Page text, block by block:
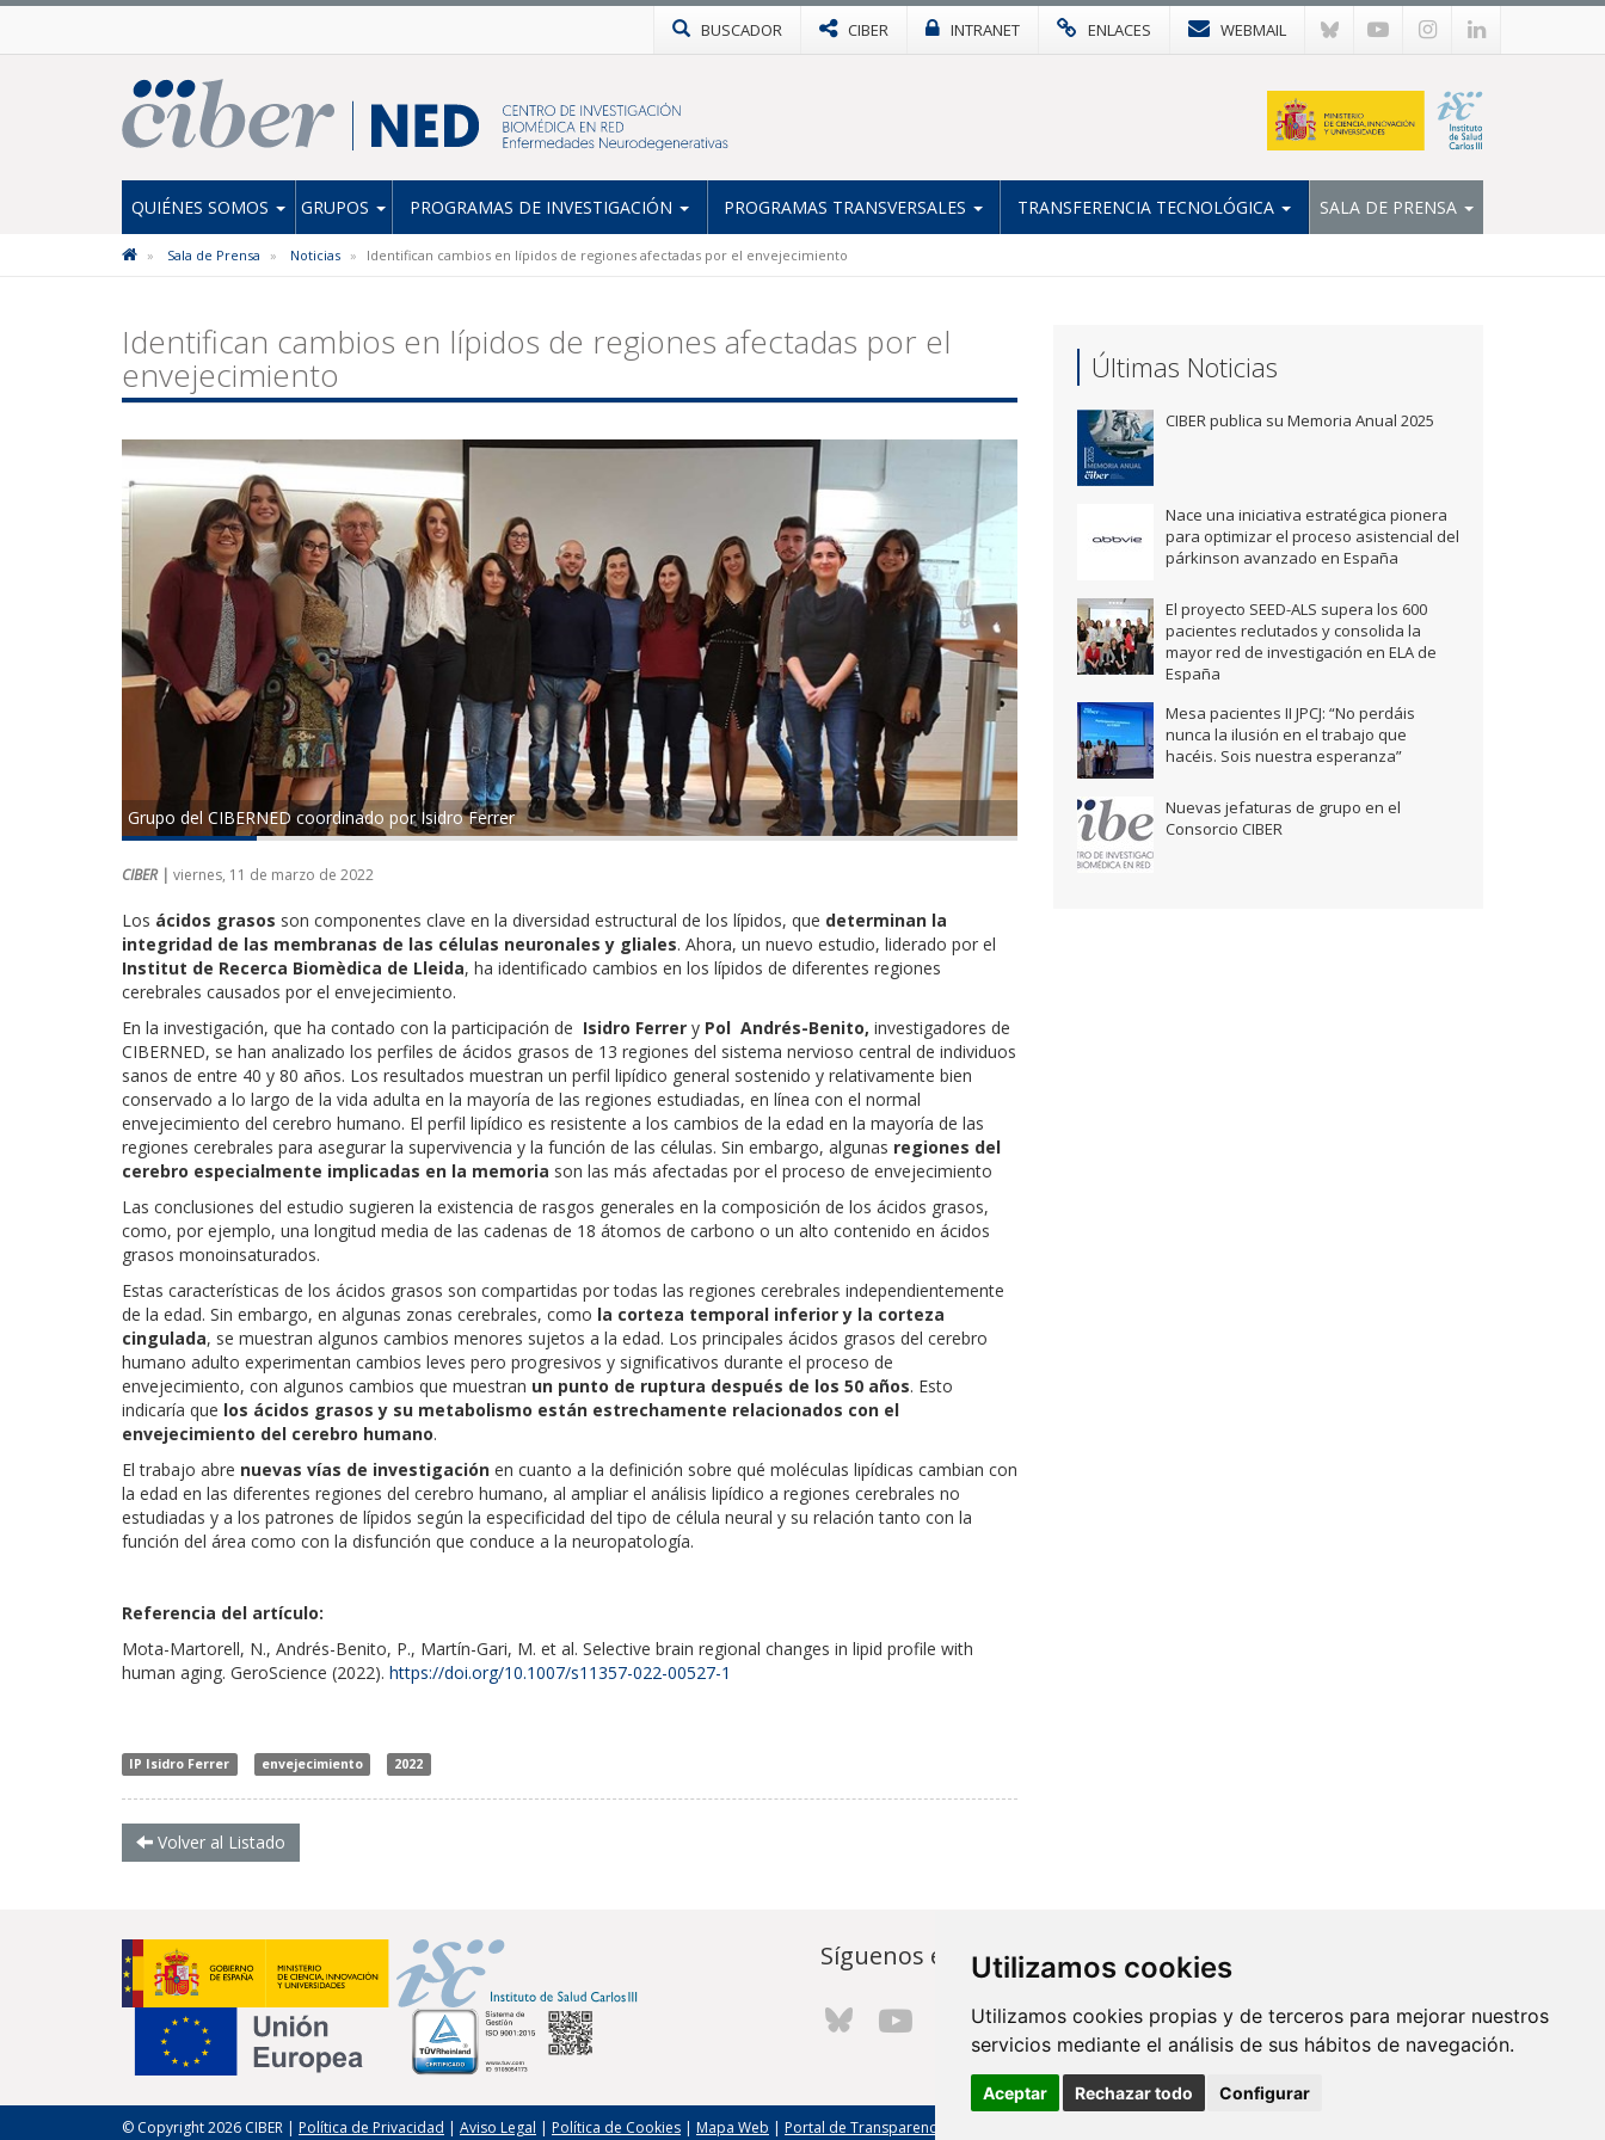
Utilizamos cookies
Utilizamos cookies propias y de terceros para mejorar nuestros
servicios mediante el análisis de sus hábitos de navegación.
Aceptar Rechazar todo Configurar
BUSCADOR CIBER INTRANET ENLACES WEBMAIL
QUIÉNES SOMOS GRUPOS PROGRAMAS DE INVESTIGACIÓN PROGRAMAS TRANSVERSALES TRANSFERENCIA TECNOLÓGICA SALA DE PRENSA
Sala de Prensa Noticias Identifican cambios en lípidos de regiones afectadas por el envejecimiento
Identifican cambios en lípidos de regiones afectadas por el
envejecimiento
Grupo del CIBERNED coordinado por Isidro Ferrer
CIBER | viernes, 11 de marzo de 2022
Los ácidos grasos son componentes clave en la diversidad estructural de los lípidos, que determinan la
integridad de las membranas de las células neuronales y gliales. Ahora, un nuevo estudio, liderado por el
Institut de Recerca Biomèdica de Lleida, ha identificado cambios en los lípidos de diferentes regiones
cerebrales causados por el envejecimiento.
En la investigación, que ha contado con la participación de Isidro Ferrer y Pol Andrés-Benito, investigadores de
CIBERNED, se han analizado los perfiles de ácidos grasos de 13 regiones del sistema nervioso central de individuos
sanos de entre 40 y 80 años. Los resultados muestran un perfil lipídico general sostenido y relativamente bien
conservado a lo largo de la vida adulta en la mayoría de las regiones estudiadas, en línea con el normal
envejecimiento del cerebro humano. El perfil lipídico es resistente a los cambios de la edad en la mayoría de las
regiones cerebrales para asegurar la supervivencia y la función de las células. Sin embargo, algunas regiones del
cerebro especialmente implicadas en la memoria son las más afectadas por el proceso de envejecimiento
Las conclusiones del estudio sugieren la existencia de rasgos generales en la composición de los ácidos grasos,
como, por ejemplo, una longitud media de las cadenas de 18 átomos de carbono o un alto contenido en ácidos
grasos monoinsaturados.
Estas características de los ácidos grasos son compartidas por todas las regiones cerebrales independientemente
de la edad. Sin embargo, en algunas zonas cerebrales, como la corteza temporal inferior y la corteza
cingulada, se muestran algunos cambios menores sujetos a la edad. Los principales ácidos grasos del cerebro
humano adulto experimentan cambios leves pero progresivos y significativos durante el proceso de
envejecimiento, con algunos cambios que muestran un punto de ruptura después de los 50 años. Esto
indicaría que los ácidos grasos y su metabolismo están estrechamente relacionados con el
envejecimiento del cerebro humano.
El trabajo abre nuevas vías de investigación en cuanto a la definición sobre qué moléculas lipídicas cambian con
la edad en las diferentes regiones del cerebro humano, al ampliar el análisis lipídico a regiones cerebrales no
estudiadas y a los patrones de lípidos según la especificidad del tipo de célula neural y su relación tanto con la
función del área como con la disfunción que conduce a la neuropatología.
Referencia del artículo:
Mota-Martorell, N., Andrés-Benito, P., Martín-Gari, M. et al. Selective brain regional changes in lipid profile with
human aging. GeroScience (2022). https://doi.org/10.1007/s11357-022-00527-1
IP Isidro Ferrer envejecimiento 2022
Volver al Listado
Últimas Noticias
CIBER publica su Memoria Anual 2025
Nace una iniciativa estratégica pionera
para optimizar el proceso asistencial del
párkinson avanzado en España
El proyecto SEED-ALS supera los 600
pacientes reclutados y consolida la
mayor red de investigación en ELA de
España
Mesa pacientes II JPCJ: “No perdáis
nunca la ilusión en el trabajo que
hacéis. Sois nuestra esperanza”
Nuevas jefaturas de grupo en el
Consorcio CIBER
Síguenos en... Contacto
Av. Monforte de Lemos, 3-5. Pabellón
11. Planta 0 28029 Madrid
info@ciberisciii.es
© Copyright 2026 CIBER | Política de Privacidad | Aviso Legal | Política de Cookies | Mapa Web | Portal de Transparencia